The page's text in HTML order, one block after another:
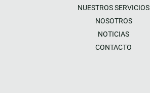
NUESTROS SERVICIOS
NOSOTROS
NOTICIAS
CONTACTO